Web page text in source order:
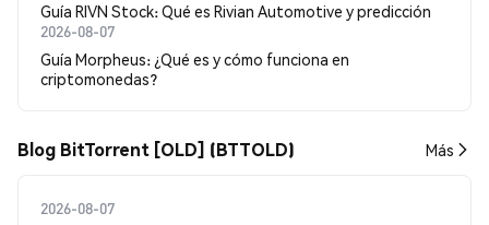
Guía RIVN Stock: Qué es Rivian Automotive y predicción
2026-08-07
Guía Morpheus: ¿Qué es y cómo funciona en
criptomonedas?
Blog BitTorrent [OLD] (BTTOLD) Más
2026-08-07